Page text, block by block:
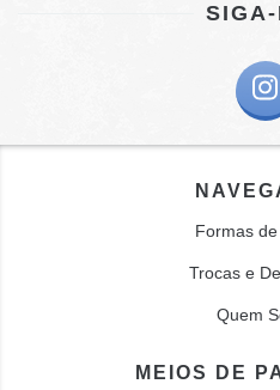
SIGA-
Formas
Trocas e
Quem
MEIOS DE